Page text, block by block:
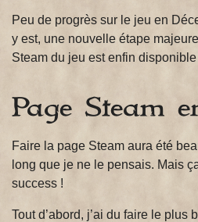
Peu de progrès sur le jeu en
y est, une nouvelle étape
Steam du jeu est enfin disponible
Page Steam
Faire la page Steam aura été
long que je ne le pensais. Mais
success !
Tout d’abord, j’ai du faire le plus